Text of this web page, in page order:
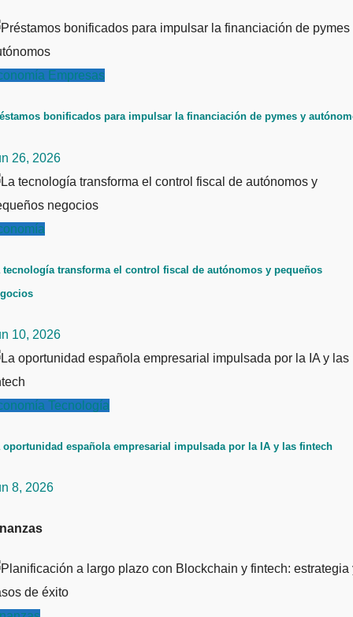
Empresas
bonificados para impulsar la financiación de pymes y
26, 2026
tecnología transforma el control fiscal de autónomos y pequeños
10, 2026
Tecnología
oportunidad española empresarial impulsada por la IA y las fintech
8, 2026